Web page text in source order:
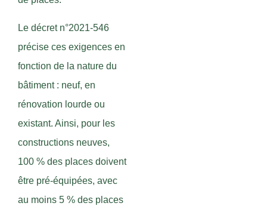
Le décret n°2021-546
précise ces exigences en
fonction de la nature du
bâtiment : neuf, en
rénovation lourde ou
existant. Ainsi, pour les
constructions neuves,
100 % des places doivent
être pré-équipées, avec
au moins 5 % des places